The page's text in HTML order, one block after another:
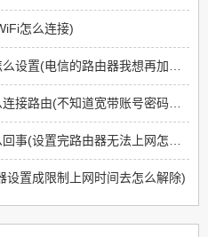
怎么连接)
在路由器后加多一个无线路由怎么设置(电信的路由器我想再加个无线路由器怎么设置)
不知道家里的宽带账号密码怎么连接路由(不知道宽带账号密码怎么安装路由器)
路由器设置好了但上不了网怎么回事(设置完路由器无法上网怎么回事)
设置成限制上网时间去怎么解除)